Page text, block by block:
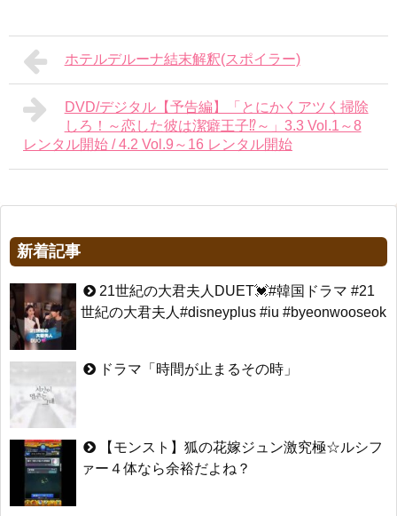
ホテルデルーナ結末解釈(スポイラー)
DVD/デジタル【予告編】「とにかくアツく掃除
しろ！～恋した彼は潔癖王子⁉～」3.3 Vol.1～8
レンタル開始 / 4.2 Vol.9～16 レンタル開始
新着記事
21世紀の大君夫人DUET💓#韓国ドラマ #21
世紀の大君夫人#disneyplus #iu #byeonwooseok
ドラマ「時間が止まるその時」
【モンスト】狐の花嫁ジュン激究極☆ルシフ
ァー４体なら余裕だよね？